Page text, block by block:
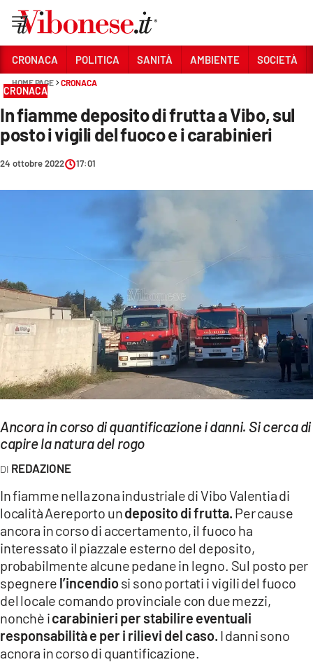
Sezioni
CRONACA
POLITICA
SANITÀ
ECONOMIA E LAVORO
EVENTI
SPORT
Streaming
LAC NETWORK
LAC ONAIR
LaC
Network
LACPLAY.IT
LACTV.IT
LACONAIR.IT
LACITYMAG.IT
CRONACA POLITICA SANITÀ AMBIENTE SOCIETÀ
HOME PAGE CRONACA
CRONACA
In fiamme deposito di frutta a Vibo, sul
posto i vigili del fuoco e i carabinieri
24 ottobre 2022 17:01
Ancora in corso di quantificazione i danni. Si cerca di
capire la natura del rogo
REDAZIONE
In fiamme nella zona industriale di Vibo Valentia di
località Aereporto undeposito di frutta. Per cause
ancora in corso di accertamento, il fuoco ha
interessato il piazzale esterno del deposito,
probabilmente alcune pedane in legno. Sul posto per
spegnere l’incendiosi sono portati i vigili del fuoco
del locale comando provinciale con due mezzi,
nonchè icarabinieri per stabilire eventuali
responsabilità e per i rilievi del caso. I danni sono
acnora in corso di quantificazione.